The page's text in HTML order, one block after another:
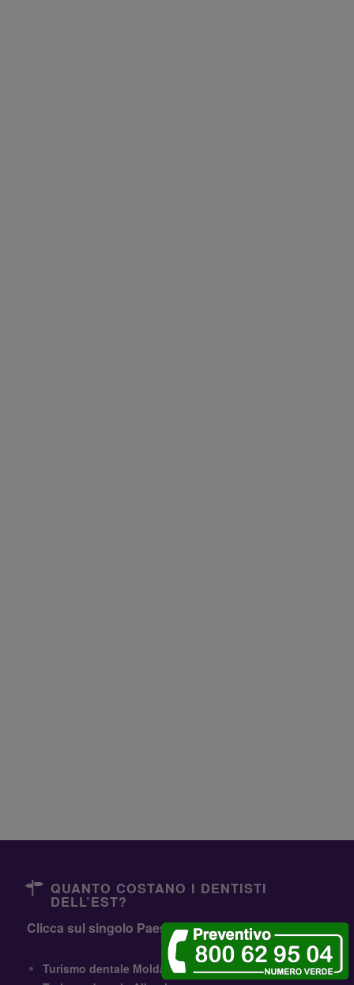
QUANTO COSTANO I DENTISTI
DELL’EST?
Clicca sul singolo Paese oppureComparali Tutti
Turismo dentale Moldavia